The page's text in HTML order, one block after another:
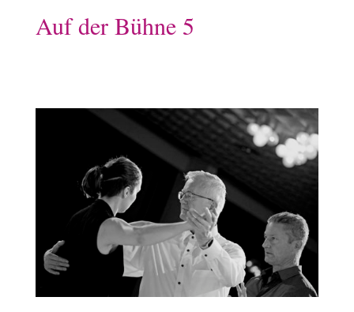
Auf der Bühne 5